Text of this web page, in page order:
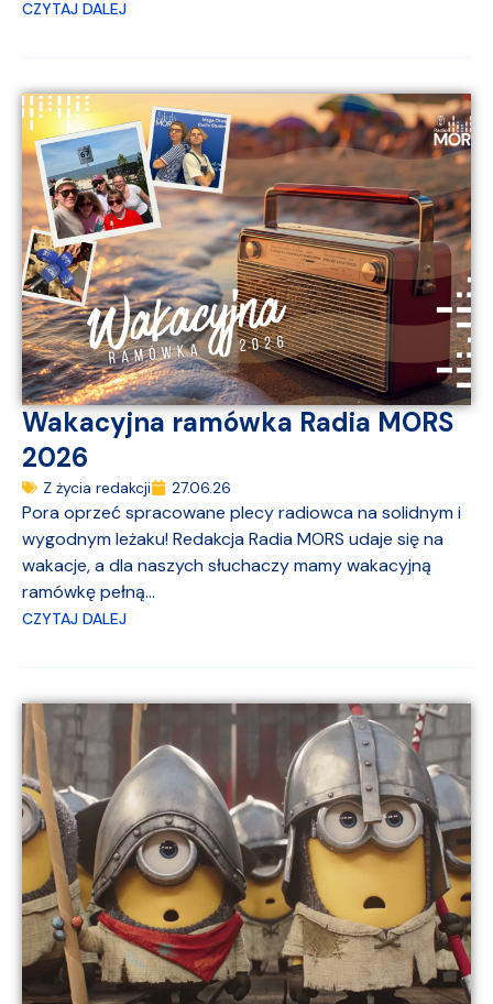
CZYTAJ DALEJ
Wakacyjna ramówka Radia MORS
2026
Z życia redakcji 27.06.26
Pora oprzeć spracowane plecy radiowca na solidnym i
wygodnym leżaku! Redakcja Radia MORS udaje się na
wakacje, a dla naszych słuchaczy mamy wakacyjną
ramówkę pełną...
CZYTAJ DALEJ